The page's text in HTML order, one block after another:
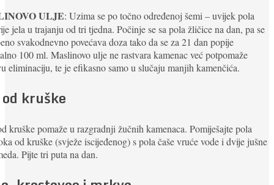
ULJE: Uzima se po točno određenoj šemi – uvijek pola
jela u trajanju od tri tjedna. Počinje se sa pola žličice na dan, pa se
svakodnevno povećava doza tako da se za 21 dan popije
100 ml. Maslinovo ulje ne rastvara kamenac već potpomaže
eliminaciju, te je efikasno samo u slučaju manjih kamenčića.
kruške
kruške pomaže u razgradnji žučnih kamenaca. Pomiješajte pola
od kruške (svježe iscijeđenog) s pola čaše vruće vode i dvije jušne
Pijte tri puta na dan.